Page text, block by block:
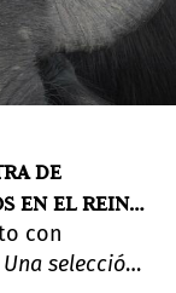
DE
EN EL REINA
con
selección